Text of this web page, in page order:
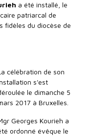
a été installé, le
patriarcal de
fidèles du diocèse de
célébration de son
s'est
le dimanche 5
2017 à Bruxelles.
Georges Kourieh a
ordonné évêque le